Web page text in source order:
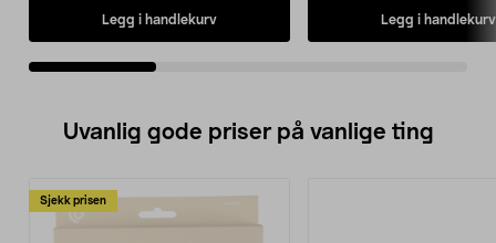
Legg i handlekurv Legg i handlekurv
Uvanlig gode priser på vanlige ting
Sjekk prisen